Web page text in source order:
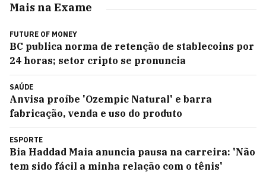
Mais na Exame
FUTURE OF MONEY
BC publica norma de retenção de stablecoins por
24 horas; setor cripto se pronuncia
SAÚDE
Anvisa proíbe 'Ozempic Natural' e barra
fabricação, venda e uso do produto
ESPORTE
Bia Haddad Maia anuncia pausa na carreira: 'Não
tem sido fácil a minha relação com o tênis'